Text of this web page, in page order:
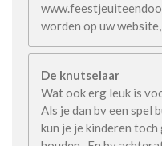
worden op uw
De knutselaar
Wat ook erg leuk is
Als je dan bv een spel
kun je je kinderen